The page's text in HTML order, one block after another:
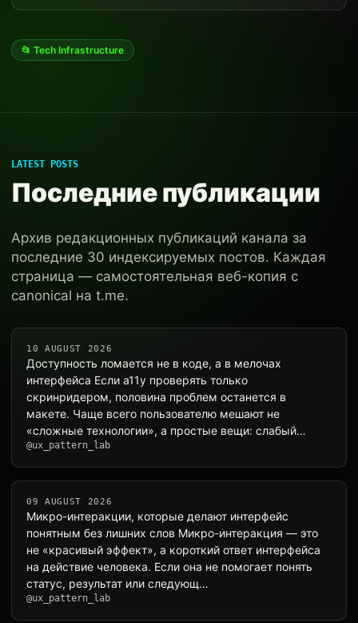
📂 Tech Infrastructure
LATEST POSTS
Последние публикации
Архив редакционных публикаций канала за
последние 30 индексируемых постов. Каждая
страница — самостоятельная веб-копия с
canonical на t.me.
10 AUGUST 2026
Доступность ломается не в коде, а в мелочах
интерфейса Если a11y проверять только
скринридером, половина проблем останется в
макете. Чаще всего пользователю мешают не
«сложные технологии», а простые вещи: слабый
контраст…
@ux_pattern_lab
09 AUGUST 2026
Микро-интеракции, которые делают интерфейс
понятным без лишних слов Микро-интеракция — это
не «красивый эффект», а короткий ответ интерфейса
на действие человека. Если она не помогает понять
статус, результат или следующ…
@ux_pattern_lab